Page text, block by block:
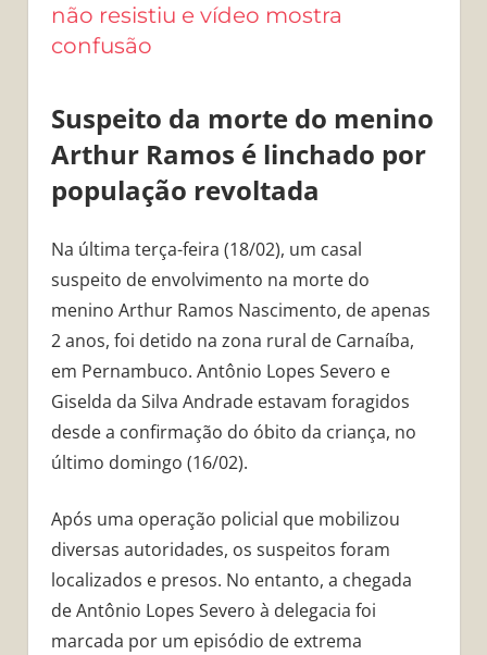
não resistiu e vídeo mostra
confusão
Suspeito da morte do menino
Arthur Ramos é linchado por
população revoltada
Na última terça-feira (18/02), um casal
suspeito de envolvimento na morte do
menino Arthur Ramos Nascimento, de apenas
2 anos, foi detido na zona rural de Carnaíba,
em Pernambuco. Antônio Lopes Severo e
Giselda da Silva Andrade estavam foragidos
desde a confirmação do óbito da criança, no
último domingo (16/02).
Após uma operação policial que mobilizou
diversas autoridades, os suspeitos foram
localizados e presos. No entanto, a chegada
de Antônio Lopes Severo à delegacia foi
marcada por um episódio de extrema